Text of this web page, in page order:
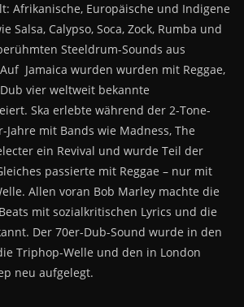
Afrikanische, Europäische und Indigene
Salsa, Calypso, Soca, Zock, Rumba und
Steeldrum-Sounds aus
Jamaica wurden wurden mit Reggae,
vier weltweit bekannte
Ska erlebte während der 2-Tone-
Jahre mit Bands wie Madness, The
ein Revival und wurde Teil der
passierte mit Reggae – nur mit
Allen voran Bob Marley machte die
mit sozialkritischen Lyrics und die
Der 70er-Dub-Sound wurde in den
Triphop-Welle und den in London
neu aufgelegt.